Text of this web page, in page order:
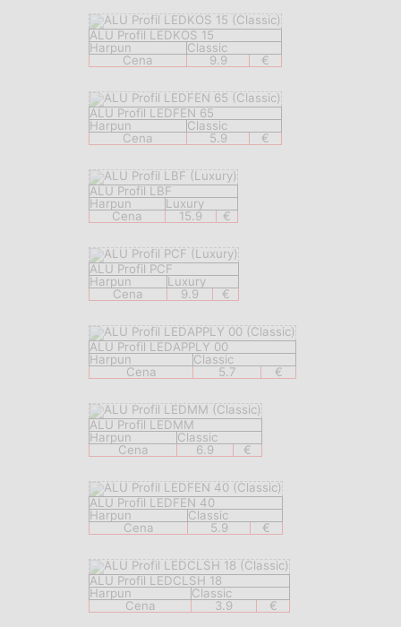
ALU Profil LEDKOS 15
Harpun
Classic
Cena
9.9 €
ALU Profil LEDFEN 65
Harpun
Classic
Cena
5.9 €
ALU Profil LBF
Harpun
Luxury
Cena
15.9 €
ALU Profil PCF
Harpun
Luxury
Cena
9.9 €
ALU Profil LEDAPPLY 00
Harpun
Classic
Cena
5.7 €
ALU Profil LEDMM
Harpun
Classic
Cena
6.9 €
ALU Profil LEDFEN 40
Harpun
Classic
Cena
5.9 €
ALU Profil LEDCLSH 18
Harpun
Classic
Cena
3.9 €